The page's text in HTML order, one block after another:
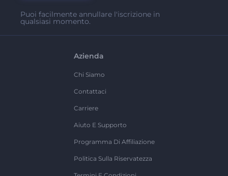
Puoi facilmente annullare l'iscrizione in
qualsiasi momento.
Azienda
Chi Siamo
Contattaci
Carriere
Aiuto E Supporto
Programma Di Affiliazione
Politica Sulla Riservatezza